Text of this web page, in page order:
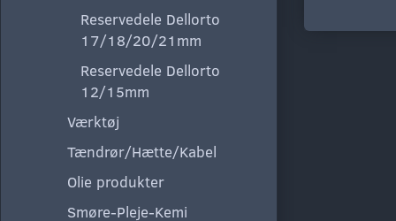
Reservedele Dellorto
17/18/20/21mm
Reservedele Dellorto
12/15mm
Værktøj
Tændrør/Hætte/Kabel
Olie produkter
Smøre-Pleje-Kemi